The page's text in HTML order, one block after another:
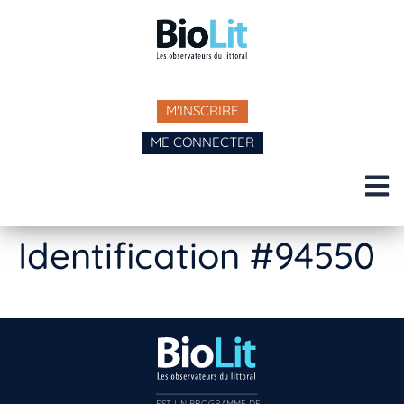
M'INSCRIRE
ME CONNECTER
Identification #94550